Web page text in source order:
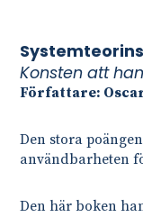
Konsten att
Författare:
Den stora
användbarheten
Den här boken